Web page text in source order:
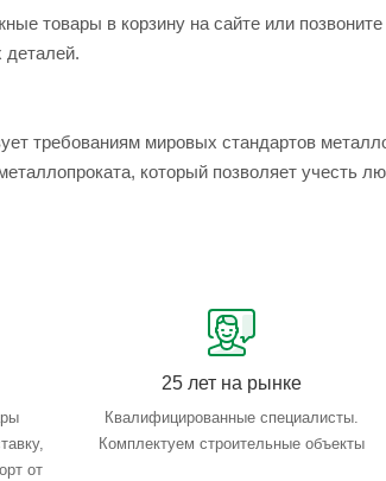
товары в корзину на сайте или
деталей.
требованиям мировых стандартов
который позволяет учесть
от
25 лет на рынке
Квалифицированные специалисты.
Комплектуем строительные объекты